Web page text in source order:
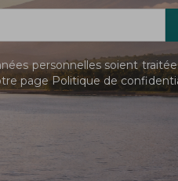
personnelles soient
pagePolitique de